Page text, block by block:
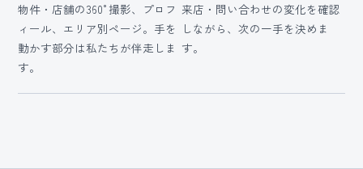
物件・店舗の360°撮影、プロフ
ィール、エリア別ページ。手を
動かす部分は私たちが伴走しま
す。
来店・問い合わせの変化を確認
しながら、次の一手を決めま
す。